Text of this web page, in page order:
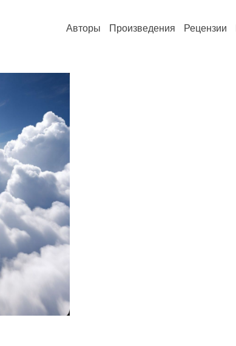
Авторы Произведения Рецензии